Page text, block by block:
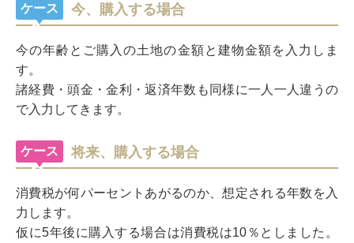
ケース
1
今、購入する場合
今の年齢とご購入の土地の金額と建物金額を入力しま
す。
諸経費・頭金・金利・返済年数も同様に一人一人違うの
で入力してきます。
ケース
2
将来、購入する場合
消費税が何パーセントあがるのか、想定される年数を入
力します。
仮に5年後に購入する場合は消費税は10％としました。